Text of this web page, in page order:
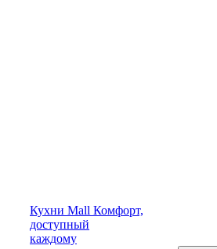
Кухни Mall Комфорт,
доступный
каждому